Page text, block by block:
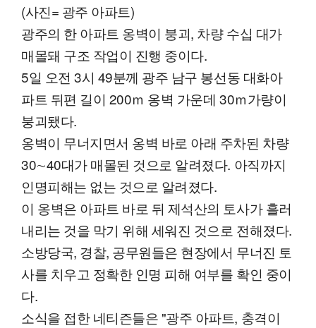
(사진= 광주 아파트)
광주의 한 아파트 옹벽이 붕괴, 차량 수십 대가
매몰돼 구조 작업이 진행 중이다.
5일 오전 3시 49분께 광주 남구 봉선동 대화아
파트 뒤편 길이 200ｍ 옹벽 가운데 30ｍ가량이
붕괴됐다.
옹벽이 무너지면서 옹벽 바로 아래 주차된 차량
30∼40대가 매몰된 것으로 알려졌다. 아직까지
인명피해는 없는 것으로 알려졌다.
이 옹벽은 아파트 바로 뒤 제석산의 토사가 흘러
내리는 것을 막기 위해 세워진 것으로 전해졌다.
소방당국, 경찰, 공무원들은 현장에서 무너진 토
사를 치우고 정확한 인명 피해 여부를 확인 중이
다.
소식을 접한 네티즌들은 "광주 아파트, 충격이